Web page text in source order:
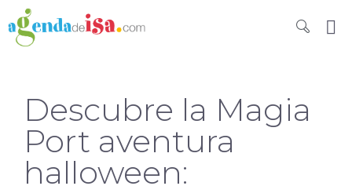
Descubre la Magia
Port aventura
halloween: